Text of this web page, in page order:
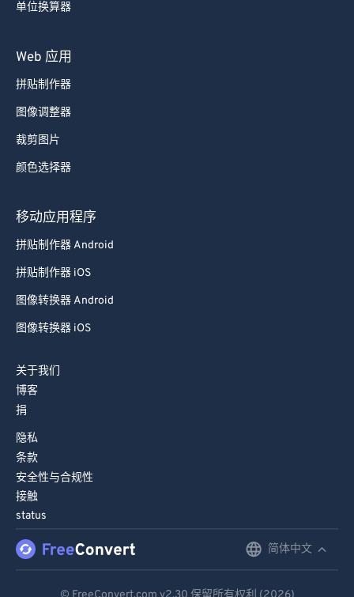
单位换算器
Web 应用
拼贴制作器
图像调整器
裁剪图片
颜色选择器
移动应用程序
拼贴制作器 Android
拼贴制作器 iOS
图像转换器 Android
图像转换器 iOS
关于我们
博客
捐
隐私
条款
安全性与合规性
接触
status
简体中文